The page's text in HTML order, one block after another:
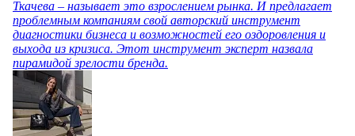
Ткачева – называет это взрослением рынка. И предлагает
проблемным компаниям свой авторский инструмент
диагностики бизнеса и возможностей его оздоровления и
выхода из кризиса. Этот инструмент эксперт назвала
пирамидой зрелости бренда.